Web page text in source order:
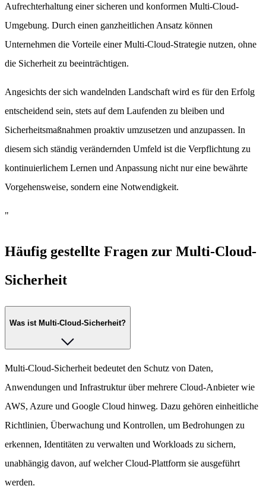
Aufrechterhaltung einer sicheren und konformen Multi-Cloud-
Umgebung. Durch einen ganzheitlichen Ansatz können
Unternehmen die Vorteile einer Multi-Cloud-Strategie nutzen, ohne
die Sicherheit zu beeinträchtigen.
Angesichts der sich wandelnden Landschaft wird es für den Erfolg
entscheidend sein, stets auf dem Laufenden zu bleiben und
Sicherheitsmaßnahmen proaktiv umzusetzen und anzupassen. In
diesem sich ständig verändernden Umfeld ist die Verpflichtung zu
kontinuierlichem Lernen und Anpassung nicht nur eine bewährte
Vorgehensweise, sondern eine Notwendigkeit.
"
Häufig gestellte Fragen zur Multi-Cloud-
Sicherheit
Was ist Multi-Cloud-Sicherheit?
Multi-Cloud-Sicherheit bedeutet den Schutz von Daten,
Anwendungen und Infrastruktur über mehrere Cloud-Anbieter wie
AWS, Azure und Google Cloud hinweg. Dazu gehören einheitliche
Richtlinien, Überwachung und Kontrollen, um Bedrohungen zu
erkennen, Identitäten zu verwalten und Workloads zu sichern,
unabhängig davon, auf welcher Cloud-Plattform sie ausgeführt
werden.